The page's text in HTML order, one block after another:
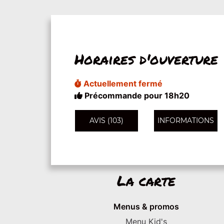
Horaires d'ouverture
Actuellement fermé
Précommande pour 18h20
AVIS (103) INFORMATIONS
La carte
Menus & promos
Menu Kid's